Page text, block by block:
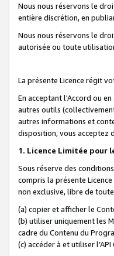
Nous nous réservons le
entière discrétion, en
Nous nous réservons le
autorisée ou toute
La présente Licence régit
En acceptant l'Accord ou
autres outils
autres informations et
disposition, vous acceptez
1. Licence Limitée pour
Sous réserve des
compris la présente
non exclusive, libre de
(a) copier et afficher le
(b) utiliser uniquement les
cadre du Contenu du
(c) accéder à et utiliser